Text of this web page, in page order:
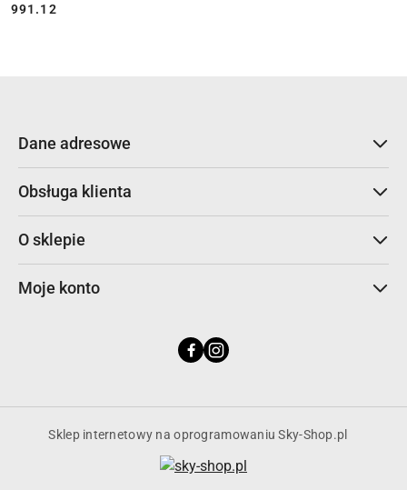
Cena:
991.12
Dane adresowe
Obsługa klienta
O sklepie
Moje konto
Sklep internetowy na oprogramowaniu Sky-Shop.pl